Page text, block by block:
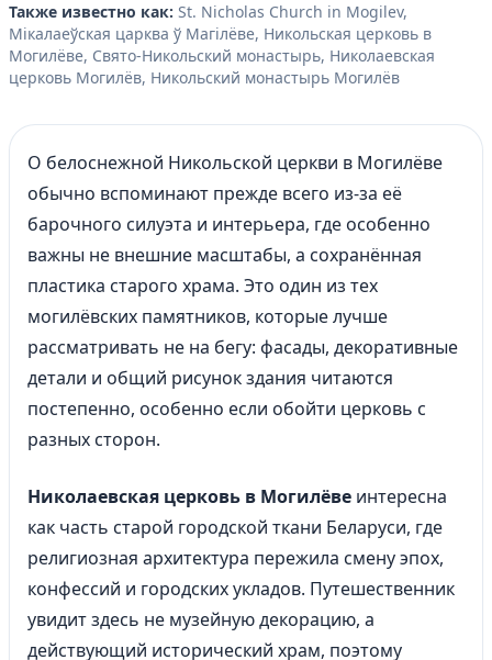
Также известно как: St. Nicholas Church in Mogilev,
Мікалаеўская царква ў Магілёве, Никольская церковь в
Могилёве, Свято-Никольский монастырь, Николаевская
церковь Могилёв, Никольский монастырь Могилёв
О белоснежной Никольской церкви в Могилёве
обычно вспоминают прежде всего из-за её
барочного силуэта и интерьера, где особенно
важны не внешние масштабы, а сохранённая
пластика старого храма. Это один из тех
могилёвских памятников, которые лучше
рассматривать не на бегу: фасады, декоративные
детали и общий рисунок здания читаются
постепенно, особенно если обойти церковь с
разных сторон.
Николаевская церковь в Могилёве интересна
как часть старой городской ткани Беларуси, где
религиозная архитектура пережила смену эпох,
конфессий и городских укладов. Путешественник
увидит здесь не музейную декорацию, а
действующий исторический храм, поэтому